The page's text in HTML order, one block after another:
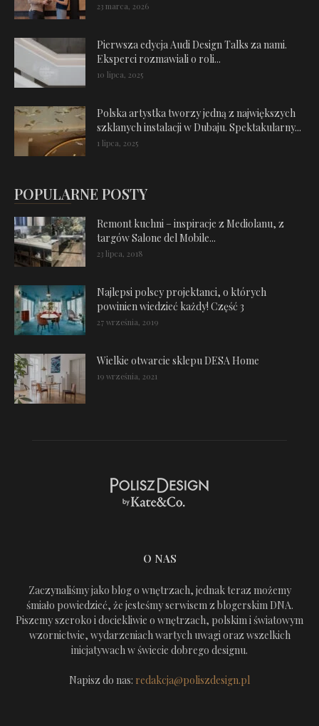
23 marca, 2026
Pierwsza edycja Audi Design Talks za nami.
Eksperci rozmawiali o roli...
10 lipca, 2025
Polska artystka tworzy jedną z największych
szklanych instalacji w Dubaju. Spektakularny...
1 lipca, 2025
POPULARNE POSTY
Remont kuchni – inspiracje z Mediolanu, z
targów Salone del Mobile...
23 lipca, 2018
Najlepsi polscy projektanci, o których
powinien wiedzieć każdy! Część 3
27 września, 2019
Wielkie otwarcie sklepu DESA Home
19 września, 2021
O NAS
Zaczynaliśmy jako blog o wnętrzach, jednak teraz możemy
śmiało powiedzieć, że jesteśmy serwisem z blogerskim DNA.
Piszemy szeroko i dociekliwie o wnętrzach, polskim i światowym
wzornictwie, wydarzeniach wartych uwagi oraz wszelkich
inicjatywach w świecie dobrego designu.
Napisz do nas: redakcja@poliszdesign.pl